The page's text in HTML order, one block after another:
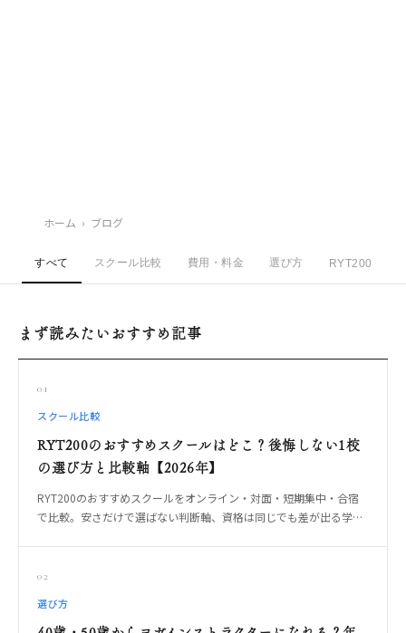
ホーム › ブログ
すべて スクール比較 費用・料金 選び方 RYT200
まず読みたいおすすめ記事
01
スクール比較
RYT200のおすすめスクールはどこ？後悔しない1校
の選び方と比較軸【2026年】
RYT200のおすすめスクールをオンライン・対面・短期集中・合宿
で比較。安さだけで選ばない判断軸、資格は同じでも差が出る学び
02
選び方